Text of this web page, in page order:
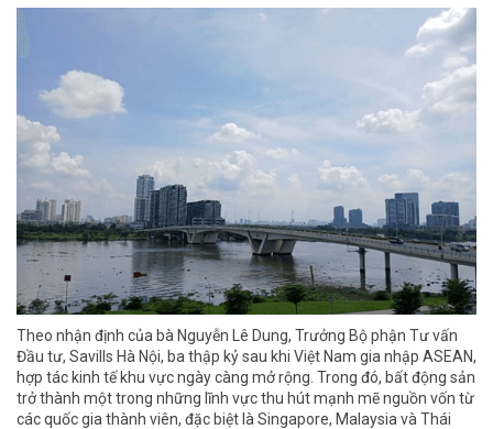
Theo nhận định của bà Nguyễn Lê Dung, Trưởng Bộ phận Tư vấn
Đầu tư, Savills Hà Nội, ba thập kỷ sau khi Việt Nam gia nhập ASEAN,
hợp tác kinh tế khu vực ngày càng mở rộng. Trong đó, bất động sản
trở thành một trong những lĩnh vực thu hút mạnh mẽ nguồn vốn từ
các quốc gia thành viên, đặc biệt là Singapore, Malaysia và Thái